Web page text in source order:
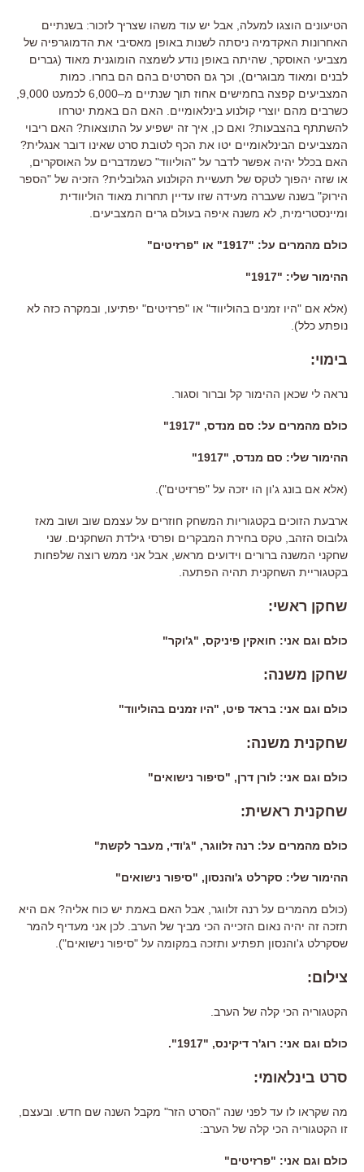
הטיעונים הוצגו למעלה אבל יש עוד משהו שצריך לזכור: בשנתיים
האחרונות האקדמיה ניסתה לשנות באופן מאסיבי את הדמוגרפיה של
מצביעי האוסקר שהיתה באופן נודע לשמצה הומוגנית מאוד (גברים
לבנים ומאוד מבוגרים), וכך גם הסרטים בהם הם בחרו כמות
המצביעים קפצה בחמישים אחוז תוך שנתיים מ–
6,000 לכמעט 9,000
כשרבים מהם יוצרי קולנוע בינלאומיים
האם הם באמת יטרחו
להשתתף בהצבעות? ואם כן איך זה ישפיע על התוצאות? האם ריבוי
המצביעים הבינלאומיים יטו את הכף לטובת סרט שאינו דובר אנגלית?
האם בכלל יהיה אפשר לדבר על "הוליווד" כשמדברים על האוסקרים
או שזה יהפוך לטקס של תעשיית הקולנוע הגלובלית? הזכיה של "הספר
הירוק" בשנה שעברה מעידה שזו עדיין תחרות מאוד הוליוודית
ומיינסטרימית לא משנה איפה בעולם גרים המצביעים
כולם מהמרים על: "1917" או "פרזיטים"
ההימור שלי: "
1917
"
(אלא אם "היו זמנים בהוליווד" או "פרזיטים" יפתיעו
ובמקרה כזה לא
נופתע כלל).
בימוי:
נראה לי שכאן ההימור קל וברור וסגור
כולם מהמרים על: סם מנדס, "1917"
ההימור שלי: סם מנדס, "
1917
"
(אלא אם בונג ג'ון הו יזכה על "פרזיטים").
ארבעת הזוכים בקטגוריות המשחק חוזרים על עצמם שוב ושוב מאז
גלובוס הזהב טקס בחירת המבקרים ופרסי גילדת השחקנים שני
שחקני המשנה ברורים וידועים מראש אבל אני ממש רוצה שלפחות
בקטגוריית השחקנית תהיה הפתעה
שחקן ראשי:
כולם וגם אני: חואקין פיניקס, "ג'וקר"
שחקן משנה:
כולם וגם אני: בראד פיט, "היו זמנים בהוליווד"
שחקנית משנה:
כולם וגם אני: לורן דרן, "סיפור נישואים"
שחקנית ראשית:
כולם מהמרים על: רנה זלווגר, "ג'ודי, מעבר לקשת"
ההימור שלי: סקרלט ג'והנסון, "סיפור נישואים"
(כולם מהמרים על רנה זלווגר אבל האם באמת יש כוח אליה? אם היא
תזכה זה יהיה נאום הזכייה הכי מביך של הערב לכן אני מעדיף להמר
שסקרלט ג'והנסון תפתיע ותזכה במקומה על "סיפור נישואים").
צילום:
הקטגוריה הכי קלה של הערב
כולם וגם אני: רוג'ר דיקינס, "
1917
".
סרט בינלאומי:
מה שקראו לו עד לפני שנה "הסרט הזר" מקבל השנה שם חדש ובעצם
זו הקטגוריה הכי קלה של הערב:
כולם וגם אני: "פרזיטים"